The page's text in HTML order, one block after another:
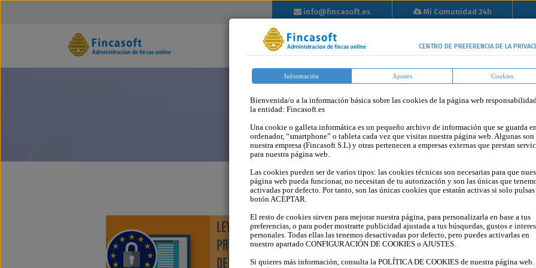
info@fincasoft.es
info@fincasoft.es
Mi Comunidad 24h
Inicio
Horizontal
Tutoriales Tarifas Blog
¿Qué debemos tener en cuenta
Protección de Datos en las
comunidades de propietarios
CENTRO DE PREFERENCIA DE LA
Información Ajustes Cookies
Bienvenida/o a la información básica sobre las cookies de la página web
la entidad: Fincasoft.es
Una cookie o galleta informática es un pequeño archivo de información que se guarda
ordenador, “smartphone” o tableta cada vez que visitas nuestra página web. Algunas son
nuestra empresa (Fincasoft S.L) y otras pertenecen a empresas externas que prestan
para nuestra página web.
Las cookies pueden ser de varios tipos: las cookies técnicas son necesarias para que
página web pueda funcionar, no necesitan de tu autorización y son las únicas que
activadas por defecto. Por tanto, son las únicas cookies que estarán activas si solo
botón ACEPTAR.
El resto de cookies sirven para mejorar nuestra página, para personalizarla en base a tus
preferencias, o para poder mostrarte publicidad ajustada a tus búsquedas, gustos e
personales. Todas ellas las tenemos desactivadas por defecto, pero puedes activarlas en
nuestro apartado CONFIGURACIÓN DE COOKIES o AJUSTES.
Si quieres más información, consulta la POLÍTICA DE COOKIES de nuestra página web.